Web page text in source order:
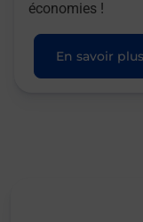
économies !
En savoir